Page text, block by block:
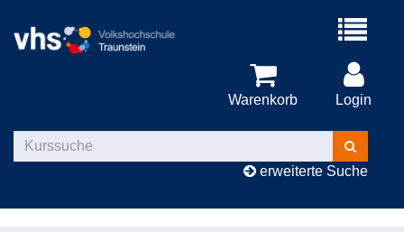
Menü
Warenkorb Login
Kurse
suchen
erweiterte Suche